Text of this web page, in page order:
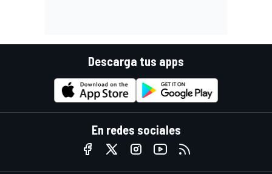
Descarga tus apps
En redes sociales